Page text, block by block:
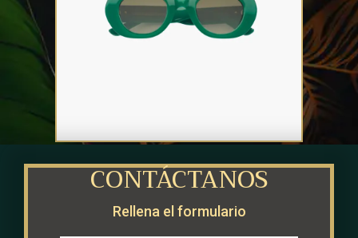
CONTÁCTANOS
Rellena el formulario